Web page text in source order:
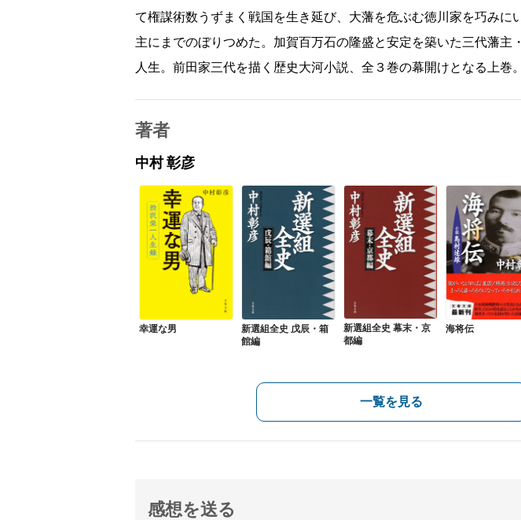
て権謀術数うずまく戦国を生き延び、大藩を危ぶむ徳川家を巧みに
主にまでのぼりつめた。加賀百万石の隆盛と安定を築いた三代藩主
人生。前田家三代を描く歴史大河小説、全３巻の幕開けとなる上巻。
著者
中村 彰彦
幸運な男
新選組全史 戊辰・箱
館編
新選組全史 幕末・京
都編
海将伝
一覧を見る
感想を送る